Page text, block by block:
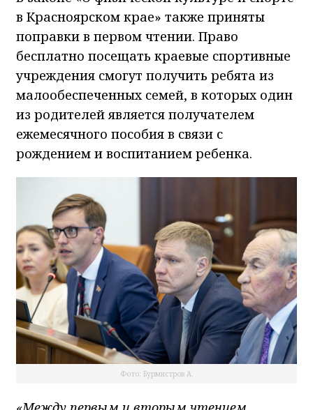
в Красноярском крае» также приняты
поправки в первом чтении. Право
бесплатно посещать краевые спортивные
учреждения смогут получить ребята из
малообеспеченных семей, в которых один
из родителей является получателем
ежемесячного пособия в связи с
рождением и воспитанием ребенка.
Фото: Бурмистров А.